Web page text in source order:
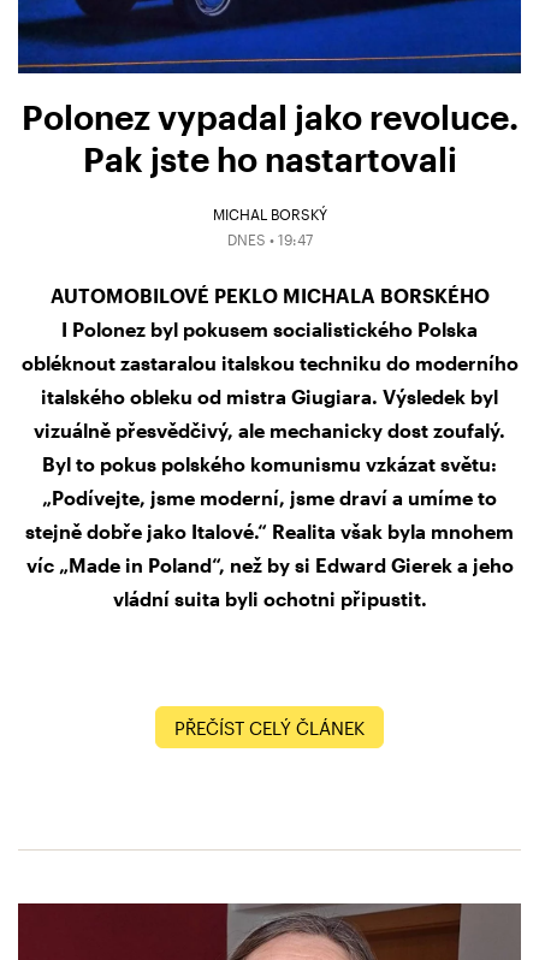
Polonez vypadal jako revoluce.
Pak jste ho nastartovali
MICHAL BORSKÝ
DNES • 19:47
AUTOMOBILOVÉ PEKLO MICHALA BORSKÉHO
I Polonez byl pokusem socialistického Polska
obléknout zastaralou italskou techniku do moderního
italského obleku od mistra Giugiara. Výsledek byl
vizuálně přesvědčivý, ale mechanicky dost zoufalý.
Byl to pokus polského komunismu vzkázat světu:
„Podívejte, jsme moderní, jsme draví a umíme to
stejně dobře jako Italové.“ Realita však byla mnohem
víc „Made in Poland“, než by si Edward Gierek a jeho
vládní suita byli ochotni připustit.
PŘEČÍST CELÝ ČLÁNEK